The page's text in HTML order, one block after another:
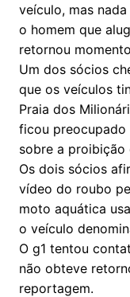
veículo, mas
o homem que
retornou
Um dos sócios
que os veículos
Praia dos
ficou preocupado
sobre a proibição
Os dois sócios
vídeo do roubo
moto aquática
o veículo
O g1 tentou
não obteve
reportagem.